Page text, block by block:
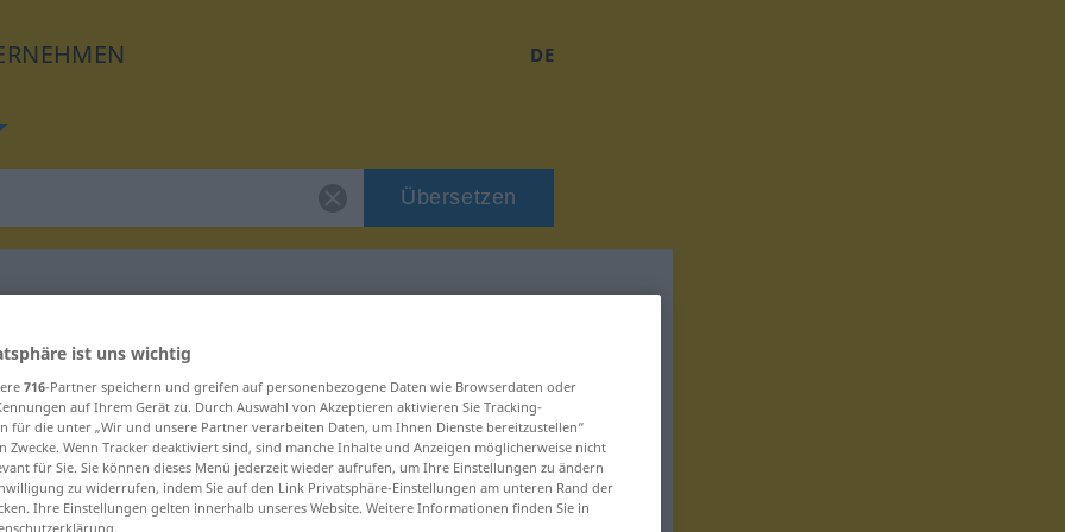
DE
Übersetzen
für "Typhus"
ist uns wichtig
716-Partner speichern und greifen auf personenbezogene Daten wie Browserdaten oder
auf Ihrem Gerät zu. Durch Auswahl von Akzeptieren aktivieren Sie Tracking-
für die unter „Wir und unsere Partner verarbeiten Daten, um Ihnen Dienste bereitzustellen“
Zwecke. Wenn Tracker deaktiviert sind, sind manche Inhalte und Anzeigen möglicherweise nicht
für Sie. Sie können dieses Menü jederzeit wieder aufrufen, um Ihre Einstellungen zu ändern
zu widerrufen, indem Sie auf den Link Privatsphäre-Einstellungen am unteren Rand der
Ihre Einstellungen gelten innerhalb unseres Website. Weitere Informationen finden Sie in